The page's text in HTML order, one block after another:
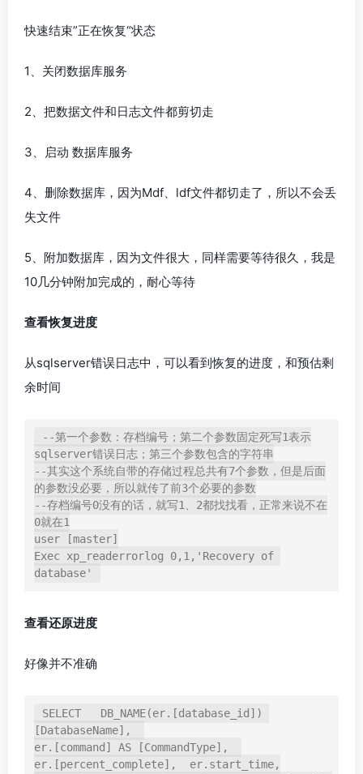
快速结束”正在恢复“状态
1、关闭数据库服务
2、把数据文件和日志文件都剪切走
3、启动 数据库服务
4、删除数据库，因为Mdf、ldf文件都切走了，所以不会丢
失文件
5、附加数据库，因为文件很大，同样需要等待很久，我是
10几分钟附加完成的，耐心等待
查看恢复进度
从sqlserver错误日志中，可以看到恢复的进度，和预估剩
余时间
--第一个参数：存档编号；第二个参数固定死写1表示
sqlserver错误日志；第三个参数包含的字符串
--其实这个系统自带的存储过程总共有7个参数，但是后面
的参数没必要，所以就传了前3个必要的参数
--存档编号0没有的话，就写1、2都找找看，正常来说不在
0就在1
user [master]
Exec xp_readerrorlog 0,1,'Recovery of
database'
查看还原进度
好像并不准确
SELECT   DB_NAME(er.[database_id])
[DatabaseName],
er.[command] AS [CommandType],
er.[percent_complete],  er.start_time,